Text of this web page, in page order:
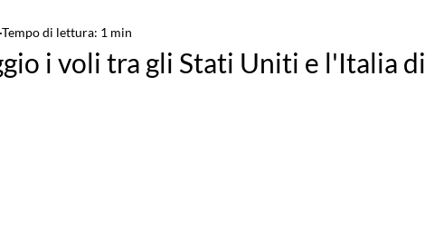
i voli tra gli Stati Uniti e l'Italia di
Tempo di lettura: 1 min